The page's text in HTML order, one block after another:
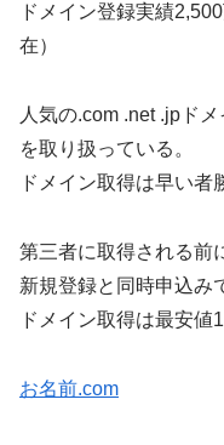
ドメイン登録実績
在）
人気の.com .net .jpド
を取り扱っている。
ドメイン取得は早い者
第三者に取得される前
新規登録と同時申込み
ドメイン取得は最安値
お名前.com